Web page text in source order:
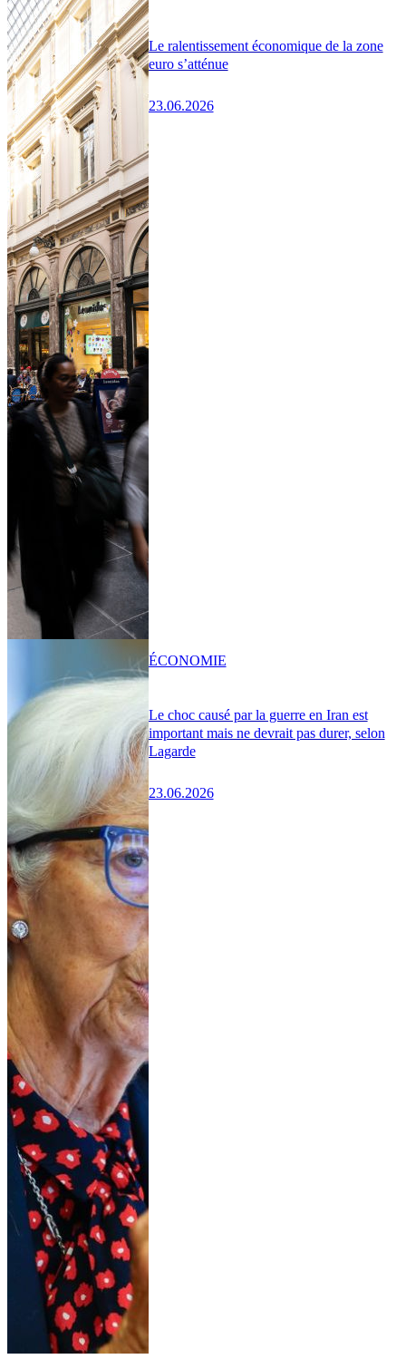
Le ralentissement économique de la zone
euro s’atténue
23.06.2026
Le choc causé par la guerre en Iran est
important mais ne devrait pas durer, selon
Lagarde
23.06.2026
ÉCONOMIE